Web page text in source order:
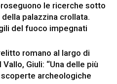
le ricerche sotto
palazzina crollata.
del fuoco impegnati
romano al largo di
Vallo, Giuli: “Una delle più
archeologiche